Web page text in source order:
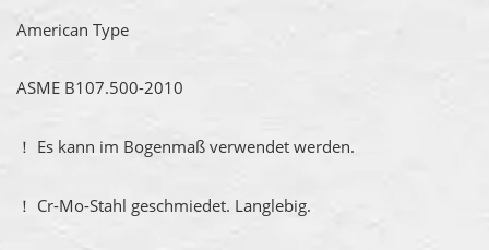
American Type
ASME B107.500-2010
！ Es kann im Bogenmaß verwendet werden.
！ Cr-Mo-Stahl geschmiedet. Langlebig.